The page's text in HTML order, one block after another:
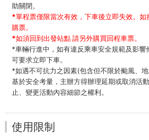
助關閉。
*單程票僅限當次有效，下車後立即失效。如
購票。
*如須回到出發站點 請另外購買回程車票。
*車輛行進中，如有違反乘車安全規範及影響
可要求立即下車。
*如遇不可抗力之因素(包含但不限於颱風、
基於安全考量，主辦方得辦理延期或取消活
止、變更活動內容細節之權利。
使用限制